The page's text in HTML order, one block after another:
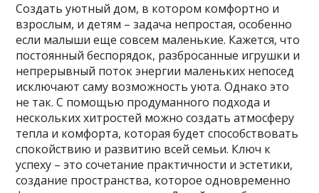
Создать уютный дом, в котором комфортно и
взрослым, и детям – задача непростая, особенно
если малыши еще совсем маленькие. Кажется, что
постоянный беспорядок, разбросанные игрушки и
непрерывный поток энергии маленьких непосед
исключают саму возможность уюта. Однако это
не так. С помощью продуманного подхода и
нескольких хитростей можно создать атмосферу
тепла и комфорта, которая будет способствовать
спокойствию и развитию всей семьи. Ключ к
успеху – это сочетание практичности и эстетики,
создание пространства, которое одновременно